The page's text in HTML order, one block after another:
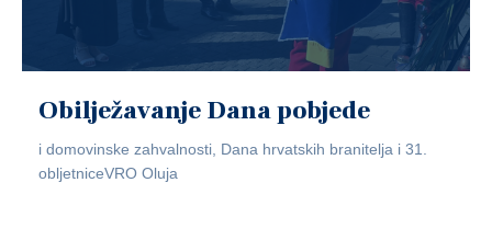
Obilježavanje Dana pobjede
i domovinske zahvalnosti, Dana hrvatskih branitelja i 31.
obljetniceVRO Oluja